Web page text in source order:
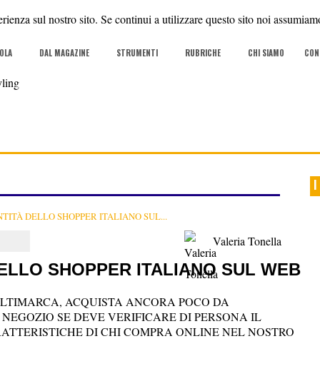
sul nostro sito. Se continui a utilizzare questo sito noi
DAL MAGAZINE STRUMENTI RUBRICHE CHI SIAMO
DELLO SHOPPER ITALIANO SUL...
Valeria Tonella
SHOPPER ITALIANO SUL WEB
ACQUISTA ANCORA POCO DA
SE DEVE VERIFICARE DI PERSONA IL
DI CHI COMPRA ONLINE NEL NOSTRO